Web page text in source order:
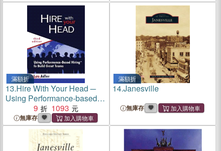
滿額折
13.Hire With Your Head ─
Using Performance-based
Hiring to Build Great Teams
9 1093
無庫存
滿額折
14.Janesville
無庫存